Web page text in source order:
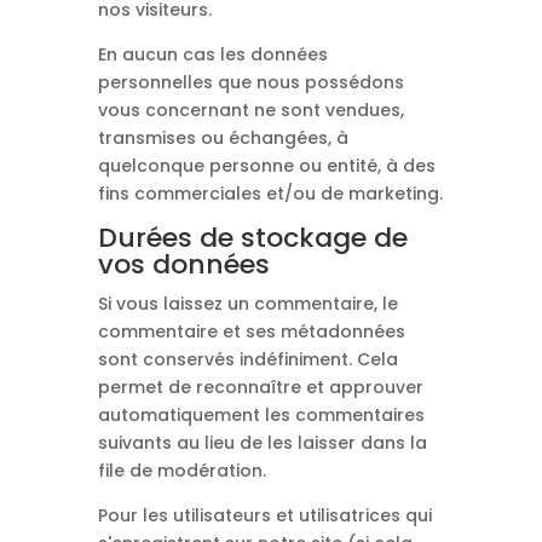
nos visiteurs.
En aucun cas les données
personnelles que nous possédons
vous concernant ne sont vendues,
transmises ou échangées, à
quelconque personne ou entité, à des
fins commerciales et/ou de marketing.
Durées de stockage de
vos données
Si vous laissez un commentaire, le
commentaire et ses métadonnées
sont conservés indéfiniment. Cela
permet de reconnaître et approuver
automatiquement les commentaires
suivants au lieu de les laisser dans la
file de modération.
Pour les utilisateurs et utilisatrices qui